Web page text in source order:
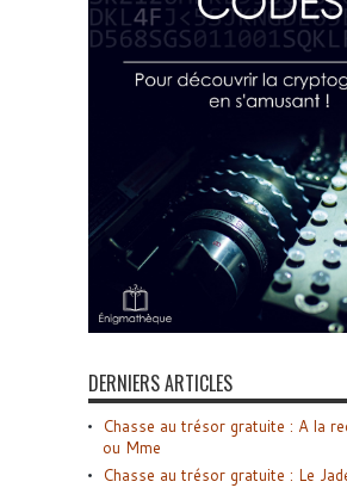
DERNIERS ARTICLES
Chasse au trésor gratuite : A la
ou Mme
Chasse au trésor gratuite : Le